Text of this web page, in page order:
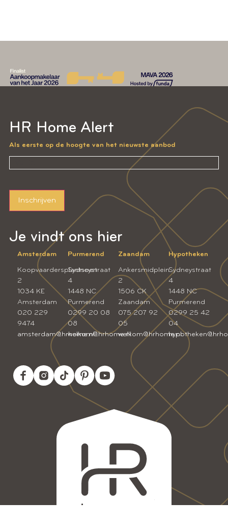
Je vindt ons hier
Amsterdam
Koopvaardersplantsoen
2
1034 KE
Amsterdam
020 229
9474
amsterdam@hrhome.nl
Purmerend
Sydneystraat
4
1448 NC
Purmerend
0299 20 08
08
welkom@hrhome.nl
Zaandam
Ankersmidplein
2
1506 CK
Zaandam
075 207 92
05
welkom@hrhome.nl
Hypotheken
Sydneystraat
4
1448 NC
Purmerend
0299 25 42
04
HR Home Alert
Als eerste op de hoogte van het nieuwste aanbod
Inschrijven